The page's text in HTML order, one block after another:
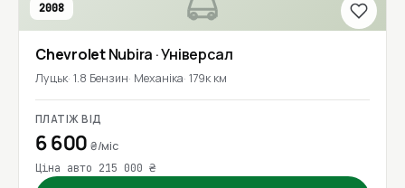
2008
ChevroletNubira · Універсал
Луцьк 1.8 Бензин Механіка 179к км
ПЛАТІЖ ВІД
6 600₴/міс
Ціна авто 215 000 ₴